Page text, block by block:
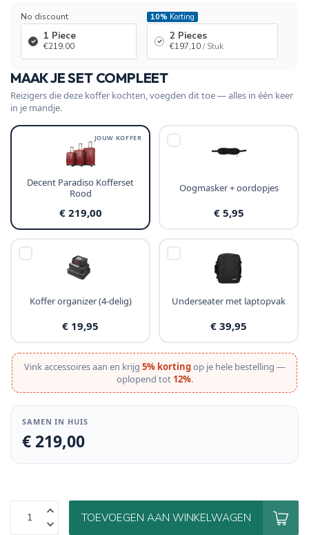
No discount
1 Piece
€219,00
10% Korting
2 Pieces
€197,10/ Stuk
MAAK JE SET COMPLEET
Reizigers die deze koffer kochten, voegden dit toe — alles in één keer
in je mandje.
JOUW KOFFER
Decent Paradiso Kofferset
Rood
€ 219,00
Oogmasker + oordopjes
€ 5,95
Koffer organizer (4-delig)
€ 19,95
Underseater met laptopvak
€ 39,95
Vink accessoires aan en krijg 5% kortingop je hele bestelling —
oplopend tot 12%.
SAMEN IN HUIS
€ 219,00
TOEVOEGEN AAN WINKELWAGEN